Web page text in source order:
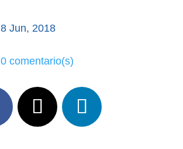
8 Jun, 2018
0 comentario(s)